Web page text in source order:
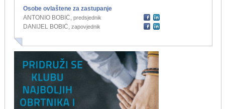
Osobe ovlaštene za zastupanje
ANTONIO BOBIĆ, predsjednik
DANIJEL BOBIĆ, zapovjednik